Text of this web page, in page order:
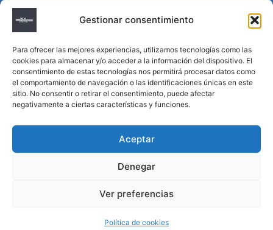
Gestionar consentimiento
Para ofrecer las mejores experiencias, utilizamos tecnologías como las
cookies para almacenar y/o acceder a la información del dispositivo. El
consentimiento de estas tecnologías nos permitirá procesar datos como
el comportamiento de navegación o las identificaciones únicas en este
sitio. No consentir o retirar el consentimiento, puede afectar
negativamente a ciertas características y funciones.
Aceptar
Denegar
Ver preferencias
Política de cookies
Directivas Médicas Anticipadas en Córdoba:
requisitos, registro y validez legal
Sumar vida a los años: decálogo para un
envejecimiento saludable
Determinación de la hora de muerte en
derechos reservados